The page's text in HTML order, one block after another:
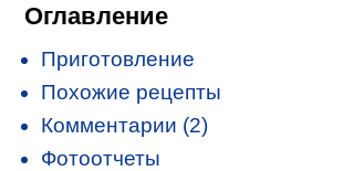
Оглавление
Приготовление
Похожие рецепты
Комментарии (2)
Фотоотчеты